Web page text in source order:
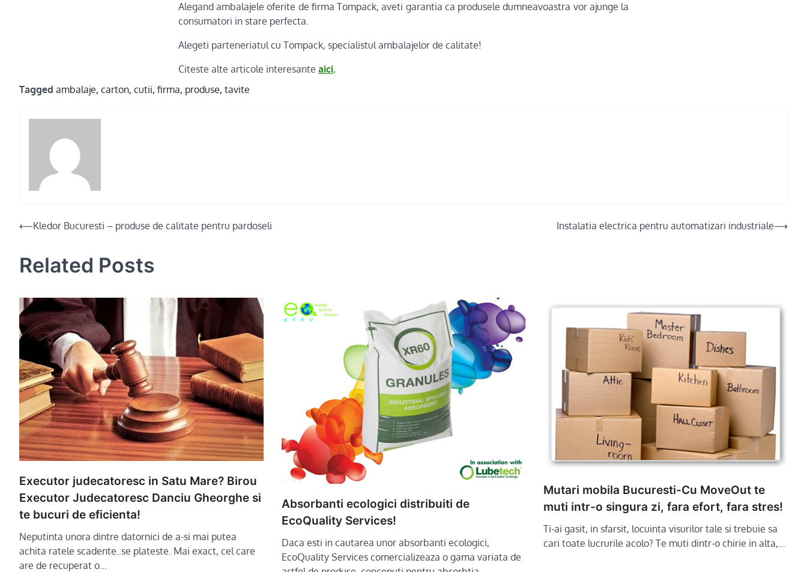
Alegand ambalajele oferite de firma Tompack, aveti garantia ca produsele dumneavoastra vor ajunge la
consumatori in stare perfecta.
Alegeti parteneriatul cu Tompack, specialistul ambalajelor de calitate!
Citeste alte articole interesante aici.
Tagged ambalaje, carton, cutii, firma, produse, tavite
Post
⟵Kledor Bucuresti – produse de calitate pentru pardoseli Instalatia electrica pentru automatizari industriale⟶
Related Posts
Executor judecatoresc in Satu Mare? Birou
Executor Judecatoresc Danciu Gheorghe si
te bucuri de eficienta!
Neputinta unora dintre datornici de a-si mai putea
achita ratele scadente..se plateste. Mai exact, cel care
are de recuperat o…
Absorbanti ecologici distribuiti de
EcoQuality Services!
Daca esti in cautarea unor absorbanti ecologici,
EcoQuality Services comercializeaza o gama variata de
Mutari mobila Bucuresti-Cu MoveOut te
muti intr-o singura zi, fara efort, fara stres!
Ti-ai gasit, in sfarsit, locuinta visurilor tale si trebuie sa
cari toate lucrurile acolo? Te muti dintr-o chirie in alta,…